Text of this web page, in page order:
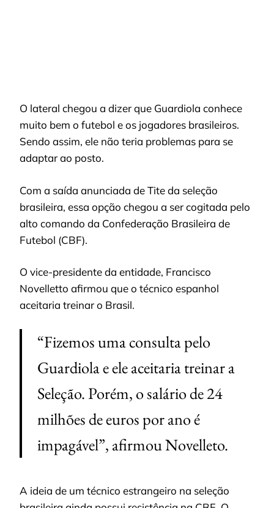
O lateral chegou a dizer que Guardiola conhece
muito bem o futebol e os jogadores brasileiros.
Sendo assim, ele não teria problemas para se
adaptar ao posto.
Com a saída anunciada de Tite da seleção
brasileira, essa opção chegou a ser cogitada pelo
alto comando da Confederação Brasileira de
Futebol (CBF).
O vice-presidente da entidade, Francisco
Novelletto afirmou que o técnico espanhol
aceitaria treinar o Brasil.
“Fizemos uma consulta pelo
Guardiola e ele aceitaria treinar a
Seleção. Porém, o salário de 24
milhões de euros por ano é
impagável”, afirmou Novelleto.
A ideia de um técnico estrangeiro na seleção